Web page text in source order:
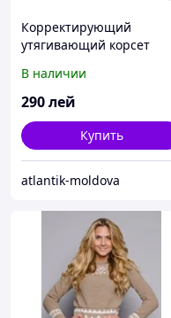
Корректирующий
утягивающий корсет
грудь )
В наличии
290лей
Купить
atlantik-moldova